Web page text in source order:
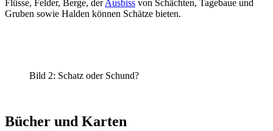
Flüsse, Felder, Berge, derAusbiss von Schächten, Tagebaue und
Gruben sowie Halden können Schätze bieten.
Bild 2: Schatz oder Schund?
Bücher und Karten